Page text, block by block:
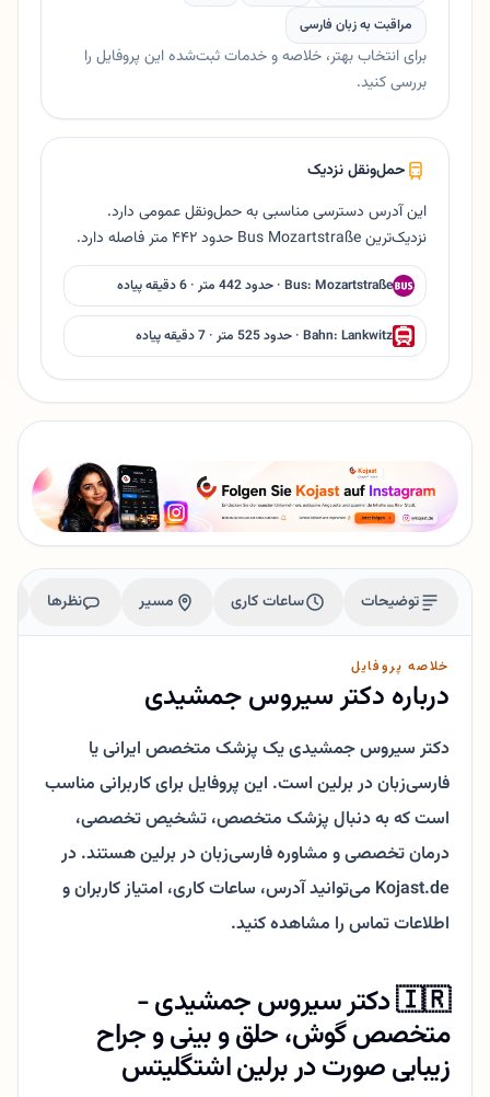
مراقبت به زبان فارسی
برای انتخاب بهتر، خلاصه و خدمات ثبت‌شده این پروفایل را
بررسی کنید.
حمل‌ونقل نزدیک
این آدرس دسترسی مناسبی به حمل‌ونقل عمومی دارد.
نزدیک‌ترین Bus Mozartstraße حدود ۴۴۲ متر فاصله دارد.
Bus: Mozartstraße · حدود 442 متر · 6 دقیقه پیاده
Bahn: Lankwitz · حدود 525 متر · 7 دقیقه پیاده
توضیحات ساعات کاری مسیر نظرها
خلاصه پروفایل
درباره دکتر سیروس جمشیدی
دکتر سیروس جمشیدی یک پزشک متخصص ایرانی یا
فارسی‌زبان در برلین است. این پروفایل برای کاربرانی مناسب
است که به دنبال پزشک متخصص، تشخیص تخصصی،
درمان تخصصی و مشاوره فارسی‌زبان در برلین هستند. در
Kojast.de می‌توانید آدرس، ساعات کاری، امتیاز کاربران و
اطلاعات تماس را مشاهده کنید.
🇮🇷 دکتر سیروس جمشیدی -
متخصص گوش، حلق و بینی و جراح
زیبایی صورت در برلین اشتگلیتس